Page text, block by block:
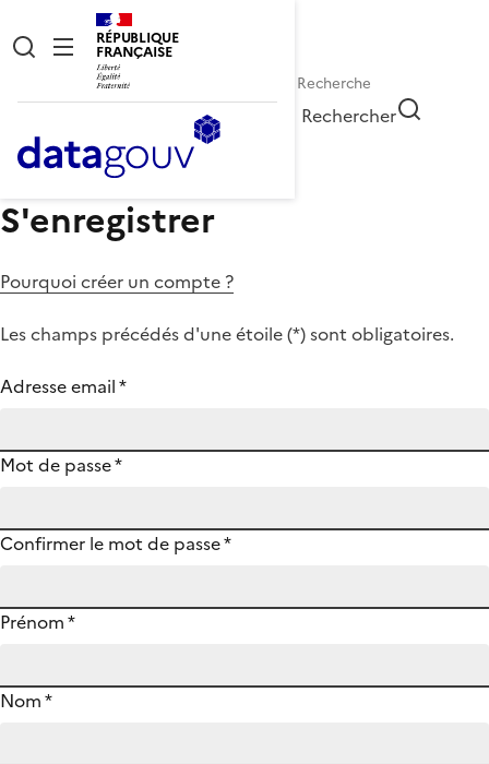
RÉPUBLIQUE
FRANÇAISE
Rechercher
S'enregistrer
Pourquoi créer un compte ?
Les champs précédés d'une étoile (*) sont obligatoires.
Adresse email*
Mot de passe*
Confirmer le mot de passe*
Prénom*
Nom*